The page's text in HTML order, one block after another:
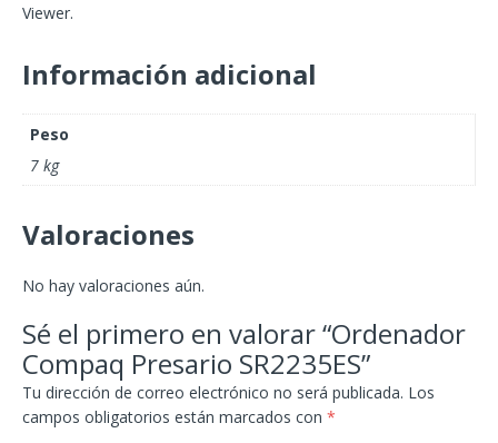
Viewer.
Información adicional
Peso
7 kg
Valoraciones
No hay valoraciones aún.
Sé el primero en valorar “Ordenador
Compaq Presario SR2235ES”
Tu dirección de correo electrónico no será publicada. Los
campos obligatorios están marcados con *